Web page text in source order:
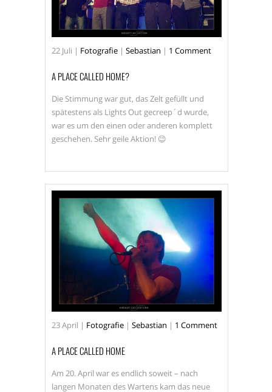
22 Juli | Fotografie | Sebastian | 1 Comment
A PLACE CALLED HOME?
Die Stimmung war gut, das Zelt gefüllt und
spätestens als Lights Out gecreep´d wurde,
war es um den einen oder anderen komplett
geschehen. Sehr geile Aktion! 😉
23April | Fotografie | Sebastian | 1 Comment
A PLACE CALLED HOME
Am 20. April war es endlich soweit – nach
langen Monaten des Wartens kam das neue